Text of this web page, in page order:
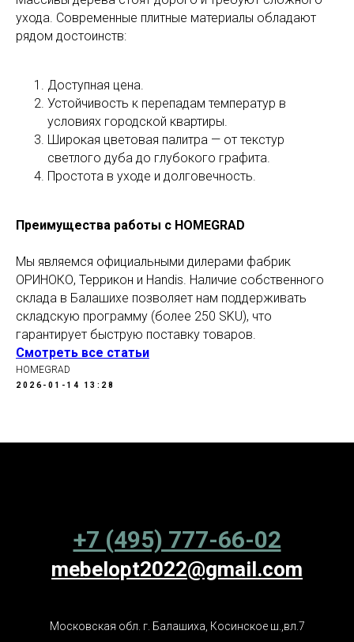
ухода. Современные плитные материалы обладают
рядом достоинств:
Доступная цена.
Устойчивость к перепадам температур в
условиях городской квартиры.
Широкая цветовая палитра — от текстур
светлого дуба до глубокого графита.
Простота в уходе и долговечность.
Преимущества работы с HOMEGRAD
Мы являемся официальными дилерами фабрик
ОРИНОКО, Террикон и Handis. Наличие собственного
склада в Балашихе позволяет нам поддерживать
складскую программу (более 250 SKU), что
гарантирует быструю поставку товаров.
Смотреть все статьи
HOMEGRAD
2026-01-14 13:28
+7 (495) 777-66-02
mebelopt2022@gmail.com
Московская обл. г. Балашиха, Косинское ш.,вл.7